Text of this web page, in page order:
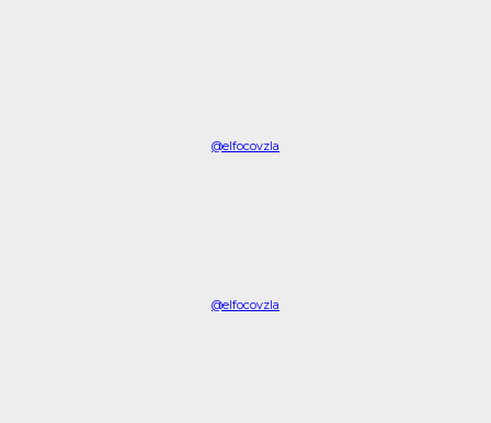
@elfocovzla
@elfocovzla